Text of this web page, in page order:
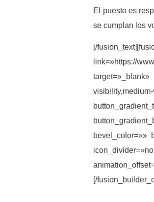
El puesto es
se cumplan los
[/
link=»https://
bevel_color=»»
[/